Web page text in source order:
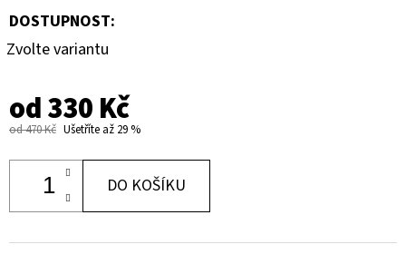
DOSTUPNOST:
Zvolte variantu
od330 Kč
od 470 Kč Ušetříte až 29 %
DO KOŠÍKU